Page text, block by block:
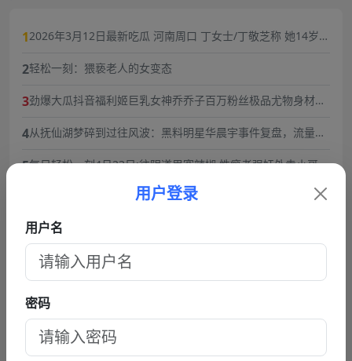
12026年3月12日最新吃瓜 河南周口 丁女士/丁敬芝称 她14岁时
暴力虐待囚禁
2轻松一刻：猥亵老人的女变态
3劲爆大瓜抖音福利姬巨乳女神乔乔子百万粉丝极品尤物身材纤
的快乐体验
4从抚仙湖梦碎到过往风波：黑料明星华晨宇事件复盘，流量与
5每日轻松一刻4月23日:往阴道里塞辣椒,性瘾者强奸外卖小哥.
成都火锅店女老板被猥琐眼镜男背后环抱抓胸!猥琐男谎称捧女
联系我们
商务联系TG: https://t.me/fy587
用户登录
用户名
密码